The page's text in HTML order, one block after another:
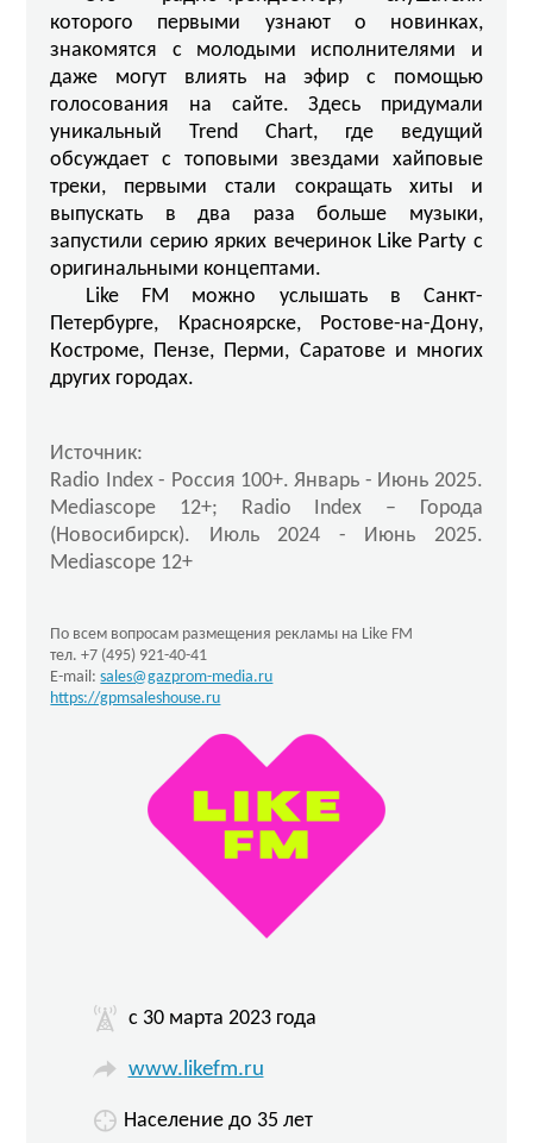
которого первыми узнают о новинках,
знакомятся с молодыми исполнителями и
даже могут влиять на эфир с помощью
голосования на сайте. Здесь придумали
уникальный Trend Chart, где ведущий
обсуждает с топовыми звездами хайповые
треки, первыми стали сокращать хиты и
выпускать в два раза больше музыки,
запустили серию ярких вечеринок Like Party с
оригинальными концептами.
Like FM можно услышать в Санкт-
Петербурге, Красноярске, Ростове-на-Дону,
Костроме, Пензе, Перми, Саратове и многих
других городах.
Источник:
Radio Index - Россия 100+. Январь - Июнь 2025.
Mediascope 12+; Radio Index – Города
(Новосибирск). Июль 2024 - Июнь 2025.
Mediascope 12+
По всем вопросам размещения рекламы на Like FM
тел. +7 (495) 921-40-41
E-mail:sales@gazprom-media.ru
https://gpmsaleshouse.ru
c 30 марта 2023 года
www.likefm.ru
Население до 35 лет